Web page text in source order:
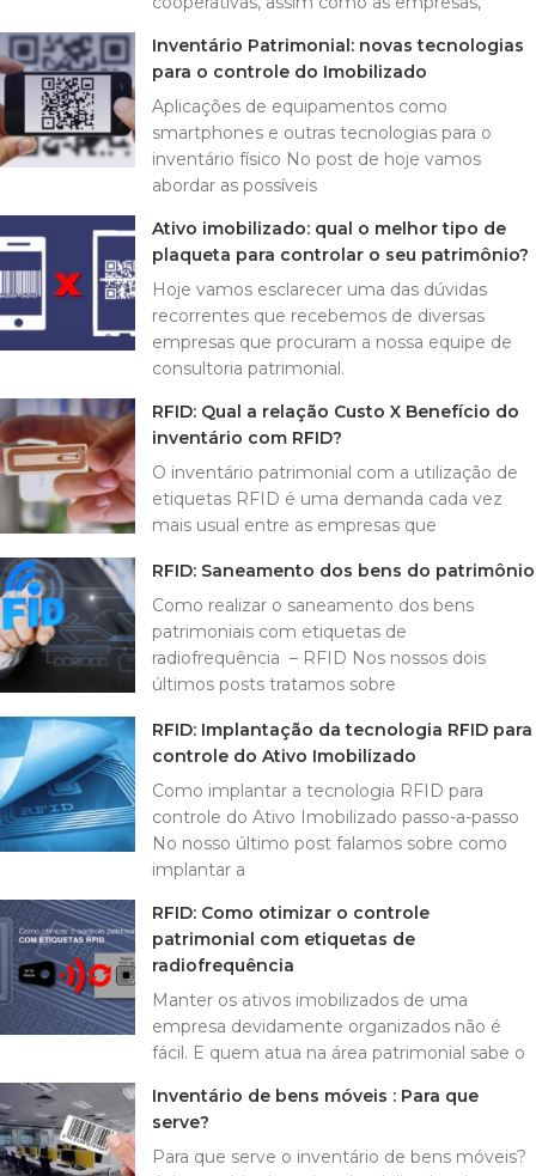
Inventário Patrimonial: novas tecnologias
para o controle do Imobilizado
Aplicações de equipamentos como
smartphones e outras tecnologias para o
inventário físico No post de hoje vamos
abordar as possíveis
Ativo imobilizado: qual o melhor tipo de
plaqueta para controlar o seu patrimônio?
Hoje vamos esclarecer uma das dúvidas
recorrentes que recebemos de diversas
empresas que procuram a nossa equipe de
consultoria patrimonial.
RFID: Qual a relação Custo X Benefício do
inventário com RFID?
O inventário patrimonial com a utilização de
etiquetas RFID é uma demanda cada vez
mais usual entre as empresas que
RFID: Saneamento dos bens do patrimônio
Como realizar o saneamento dos bens
patrimoniais com etiquetas de
radiofrequência – RFID Nos nossos dois
últimos posts tratamos sobre
RFID: Implantação da tecnologia RFID para
controle do Ativo Imobilizado
Como implantar a tecnologia RFID para
controle do Ativo Imobilizado passo-a-passo
No nosso último post falamos sobre como
implantar a
RFID: Como otimizar o controle
patrimonial com etiquetas de
radiofrequência
Manter os ativos imobilizados de uma
empresa devidamente organizados não é
fácil. E quem atua na área patrimonial sabe o
Inventário de bens móveis : Para que
serve?
Para que serve o inventário de bens móveis?